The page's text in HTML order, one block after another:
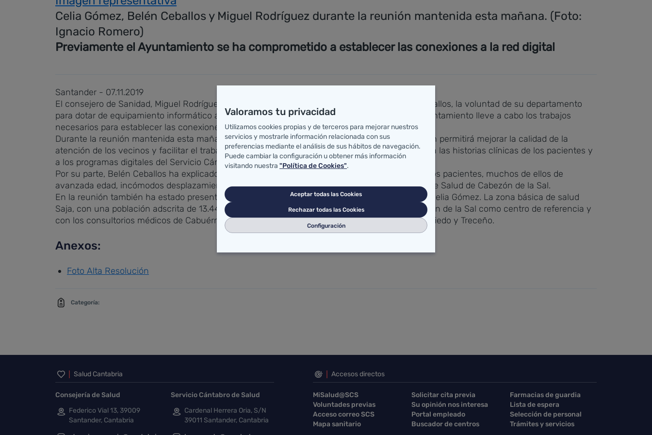
Celia Gómez, Belén Ceballos y Miguel Rodríguez durante la reunión mantenida esta mañana. (Foto:
Ignacio Romero)
Previamente el Ayuntamiento se ha comprometido a establecer las conexiones a la red digital
Santander - 07.11.2019
El consejero de Sanidad, Miguel Rodríguez, ha trasladado a la alcaldesa de Los Tojos, Belén Ceballos, la voluntad de su departamento
para dotar de equipamiento informático a la instalación sanitaria municipal, una vez que el Ayuntamiento lleve a cabo los trabajos
necesarios para establecer las conexiones a la red digital.
Durante la reunión mantenida esta mañana, el titular de Sanidad ha señalado que esta dotación permitirá mejorar la calidad de la
atención de los vecinos y facilitar el trabajo de los facultativos mediante el acceso informático a las historias clínicas de los pacientes y
a los programas digitales del Servicio Cántabro de Salud.
Por su parte, Belén Ceballos ha explicado que gracias a esta dotación informática se evitará a los pacientes, muchos de ellos de
avanzada edad, incómodos desplazamientos al consultorio médico de Cabuérniga o alCentro de Salud de Cabezón de la Sal.
En la reunión también ha estado presente la directora gerente del Servicio Cántabro de Salud, Celia Gómez. La zona básica de salud
Saja, con una población adscrita de 13.442 personas, cuenta con un centro de salud en Cabezón de la Sal como centro de referencia y
con los consultorios médicos de Cabuérniga, Mazcuerras, Udías, Valdáliga, Ruente, Casar de Periedo y Treceño.
Anexos:
Foto Alta Resolución
Categoría:
Inicio del pie de página
Salud Cantabria
Consejería de Salud
Federico Vial 13, 39009
Santander, Cantabria
Servicio Cántabro de Salud
Cardenal Herrera Oria, S/N
39011 Santander, Cantabria
Accesos directos
MiSalud@SCS Solicitar cita previa
Farmacias de guardia
Voluntades previas
Su opinión nos interesa
Lista de espera
Acceso correo SCS
Portal empleado
Selección de personal
Mapa sanitario
Buscador de centros Trámites y servicios
Valoramos tu privacidad
Utilizamos cookies propias y de terceros para mejorar nuestros
servicios y mostrarle información relacionada con sus
preferencias mediante el análisis de sus hábitos de navegación.
Puede cambiar la configuración u obtener más información
visitando nuestra "Política de Cookies".
Aceptar todas las Cookies
Rechazar todas las Cookies
Configuración